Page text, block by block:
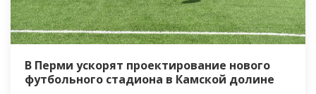
В Перми ускорят проектирование нового
футбольного стадиона в Камской долине